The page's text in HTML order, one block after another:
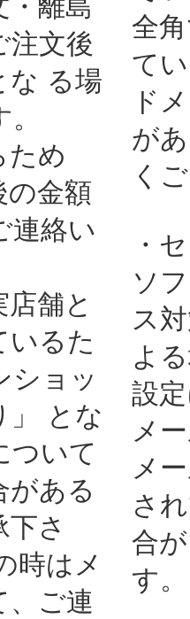
・離島
注文後
な る場
ため
の金額
連絡い
舗と
いるた
ショッ
」 とな
ついて
がある
さ
時はメ
、ご連
全
て
ド
が
く
・
ソ
ス
よ
設
メ
メ
さ
合
す。